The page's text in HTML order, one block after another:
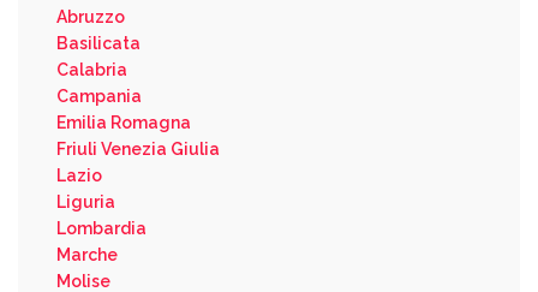
Abruzzo
Basilicata
Calabria
Campania
Emilia Romagna
Friuli Venezia Giulia
Lazio
Liguria
Lombardia
Marche
Molise